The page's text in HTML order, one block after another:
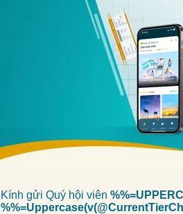
Kính gửi Quý hội viên